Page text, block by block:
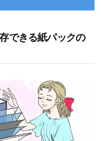
できる紙パックの